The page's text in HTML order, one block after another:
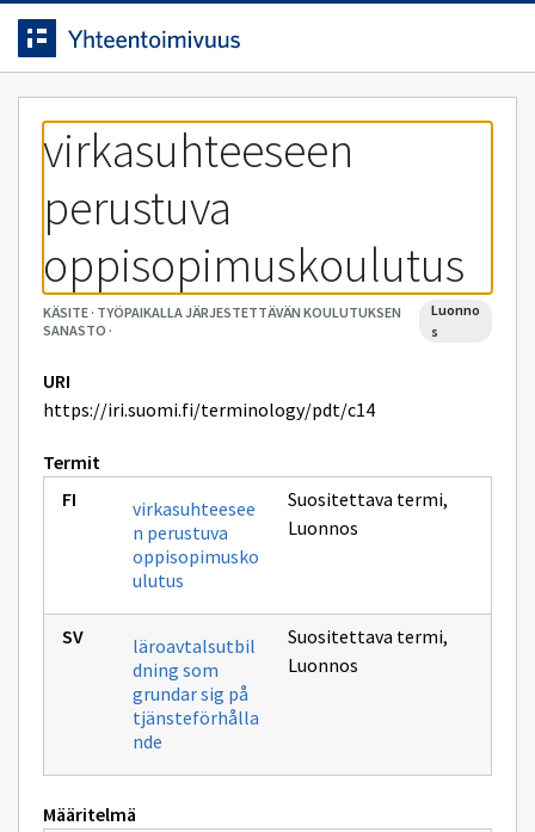
Siirrytty
sivulle
Siirry suoraan sisältöön.
virkasuhteeseen
perustuva
oppisopimuskoulutus
KÄSITE· TYÖPAIKALLA JÄRJESTETTÄVÄN KOULUTUKSEN
SANASTO ·
luonno
s
URI
https://iri.suomi.fi/terminology/pdt/c14
Termit
virkasuhteesee
n perustuva
oppisopimusko
ulutus
Suositettava termi,
Luonnos
läroavtalsutbil
dning som
grundar sig på
tjänsteförhålla
nde
Suositettava termi,
Luonnos
Määritelmä